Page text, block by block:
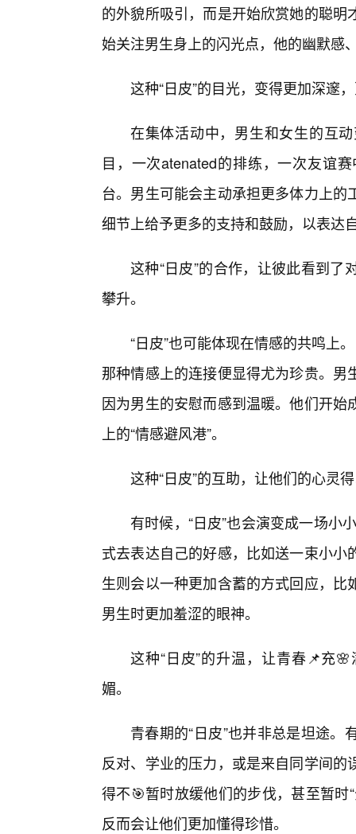
的外貌所吸引，而是开始欣赏她的聪
始关注男生身上的闪光点，他的幽默感
这种“日皮”的目光，变得更加深邃
在集体活动中，男生和女生的互
目，一次atenated的排练，一次友谊
台。男生可能会主动承担更多体力上
细节上给予更多的支持和鼓励，以表达
这种“日皮”的合作，让彼此看到
攀升。
“日皮”也可能体现在情感的共鸣上
那种情感上的连接便显得尤为珍贵。
因为男生的安慰而感到温暖。他们开
上的“情感避风港”。
这种“日皮”的互助，让他们的心灵
有时候，“日皮”也会演变成一场小
式去表达自己的好感，比如送一束小
生则会以一种更加含蓄的方式回应，
男生时更加羞涩的眼神。
这种“日皮”的升温，让青春📌充
媚。
青春期的“日皮”也并非总是坦途
反对、学业的压力，或是来自同学间
得不🎯暂时放缓他们的步伐，甚至暂
反而会让他们更加懂得珍惜。